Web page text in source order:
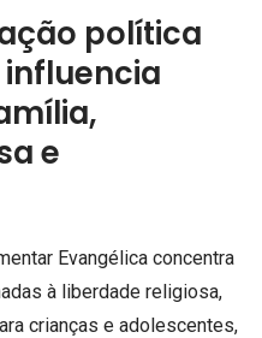
política
e
Evangélica concentra
à liberdade religiosa,
crianças e adolescentes,